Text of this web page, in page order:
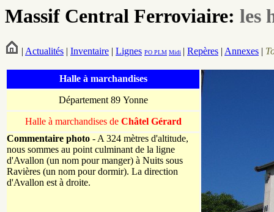
Massif Central Ferroviaire: les
| Actualités | Inventaire | Lignes PO PLM Midi | Repères | Annexes |
Halle à marchandises
Département 89 Yonne
Halle à marchandises deChâtel Gérard
Commentaire photo - A 324 mètres d'altitude,
nous sommes au point culminant de la ligne
d'Avallon (un nom pour manger) à Nuits sous
Ravières (un nom pour dormir). La direction
d'Avallon est à droite.